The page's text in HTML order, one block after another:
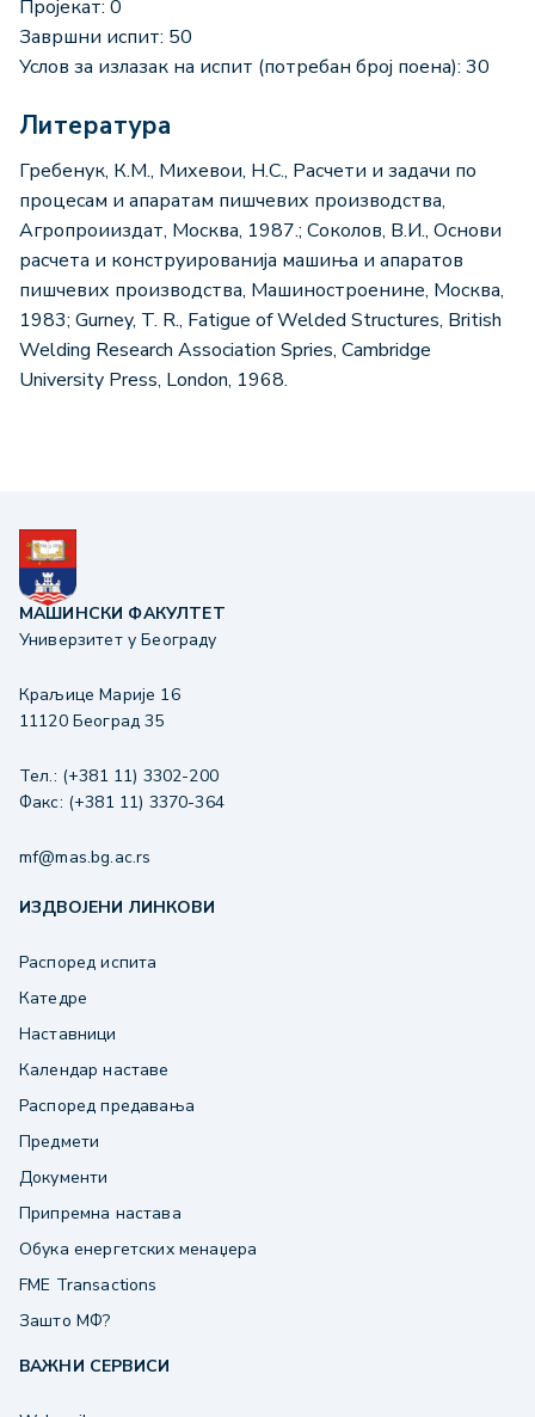
Пројекат: 0
Завршни испит: 50
Услов за излазак на испит (потребан број поена): 30
Литература
Гребенук, К.М., Михевои, Н.С., Расчети и задачи по
процесам и апаратам пишчевих производства,
Агропроииздат, Москва, 1987.; Соколов, В.И., Основи
расчета и конструированија машиња и апаратов
пишчевих производства, Машиностроенине, Москва,
1983; Gurney, T. R., Fatigue of Welded Structures, British
Welding Research Association Spries, Cambridge
University Press, London, 1968.
МАШИНСКИ ФАКУЛТЕТ
Универзитет у Београду
Краљице Марије 16
11120 Београд 35
Тел.: (+381 11) 3302-200
Факс: (+381 11) 3370-364
mf@mas.bg.ac.rs
ИЗДВОЈЕНИ ЛИНКОВИ
Распоред испита
Катедре
Наставници
Календар наставе
Распоред предавања
Предмети
Документи
Припремна настава
Обука енергетских менаџера
FME Transactions
Зашто МФ?
ВАЖНИ СЕРВИСИ